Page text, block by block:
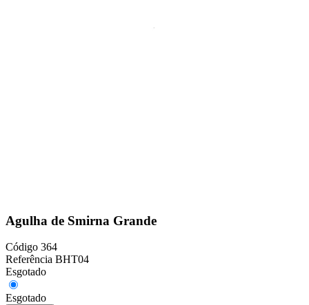
Agulha de Smirna Grande
Código 364
Referência BHT04
Esgotado
Esgotado